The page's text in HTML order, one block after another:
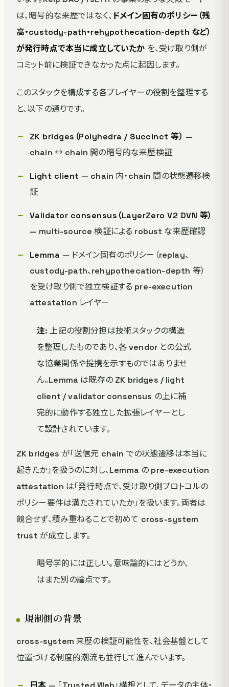
は、暗号的な来歴ではなく、 ドメイン固有のポリシー（残
高・custody-path・rehypothecation-depth など）
が発行時点で本当に成立していたか を、受け取り側が
コミット前に検証できなかった点に起因します。
このスタックを構成する各プレイヤーの役割を整理する
と、以下の通りです。
ZK bridges（Polyhedra / Succinct 等） —
chain ↔ chain 間の暗号的な来歴検証
Light client — chain 内・chain 間の状態遷移検
証
Validator consensus（LayerZero V2 DVN 等）
— multi-source 検証による robust な来歴確認
Lemma — ドメイン固有のポリシー（replay、
custody-path、rehypothecation-depth 等）
を受け取り側で独立検証する pre-execution
attestation レイヤー
注: 上記の役割分担は技術スタックの構造
を整理したものであり、各 vendor との公式
な協業関係や提携を示すものではありませ
ん。Lemma は既存の ZK bridges / light
client / validator consensus の上に補
完的に動作する独立した拡張レイヤーとし
て設計されています。
ZK bridges が「送信元 chain での状態遷移は本当に
起きたか」を扱うのに対し、Lemma の pre-execution
attestation は「発行時点で、受け取り側プロトコルの
ポリシー要件は満たされていたか」を扱います。両者は
競合せず、積み重ねることで初めて cross-system
trust が成立します。
暗号学的には正しい。意味論的にはどうか、
はまた別の論点です。
規制側の背景
cross-system 来歴の検証可能性を、社会基盤として
位置づける制度的潮流も並行して進んでいます。